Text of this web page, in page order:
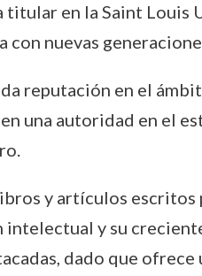
en la Saint
nuevas
reputación en el
una autoridad en el
y artículos
intelectual y su
dado que